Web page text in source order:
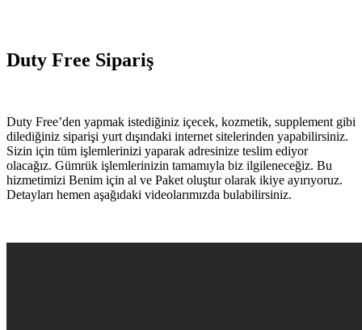
Duty Free Sipariş
Duty Free’den yapmak istediğiniz içecek, kozmetik, supplement gibi
dilediğiniz siparişi yurt dışındaki internet sitelerinden yapabilirsiniz.
Sizin için tüm işlemlerinizi yaparak adresinize teslim ediyor
olacağız. Gümrük işlemlerinizin tamamıyla biz ilgileneceğiz. Bu
hizmetimizi Benim için al ve Paket oluştur olarak ikiye ayırıyoruz.
Detayları hemen aşağıdaki videolarımızda bulabilirsiniz.